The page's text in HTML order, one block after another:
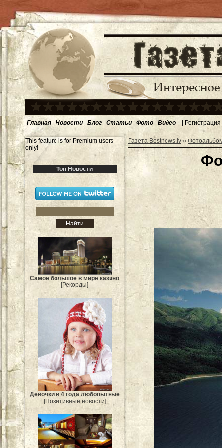
Главная Новости Блог Статьи Фото Видео | Регистрация
This feature is for Premium users
only!
Топ Новости
Самое большое в мире казино
[Рекорды]
Девочки в 4 года любопытные
[Позитивные новости]
Газета Bestnews.lv»